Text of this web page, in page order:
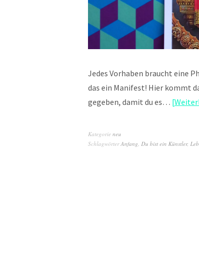
Jedes Vorhaben braucht eine
das ein Manifest! Hier kommt
gegeben, damit du es…
Kategorie neu
SchlagwörterAnfang, Du bist ein Künstler,